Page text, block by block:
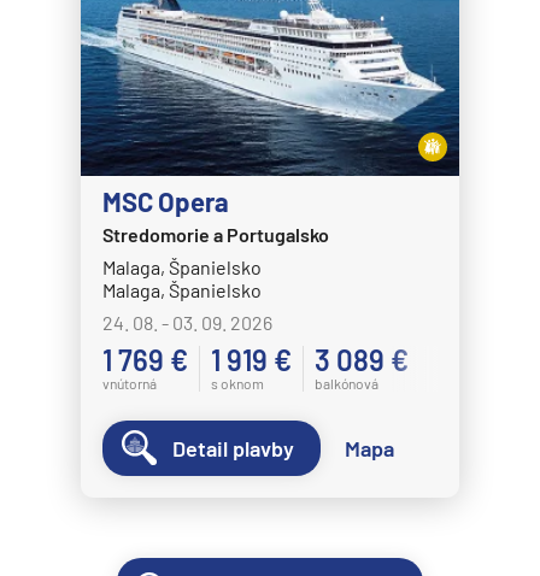
MSC Opera
Stredomorie a Portugalsko
Malaga, Španielsko
Malaga, Španielsko
24. 08. - 03. 09. 2026
1 769 €
vnútorná
1 919 €
s oknom
3 089 €
balkónová
Detail plavby Mapa